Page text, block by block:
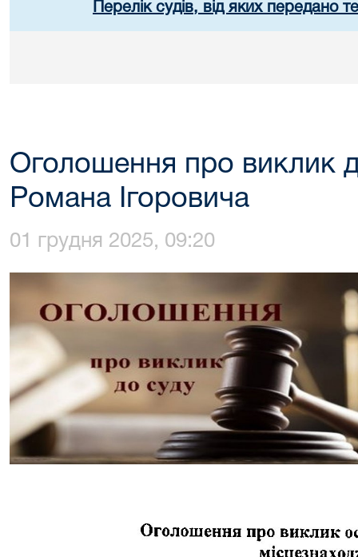
Перелік судів, від яких передано
Оголошення про виклик
Романа Ігоровича
01 грудня 2025, 09:20